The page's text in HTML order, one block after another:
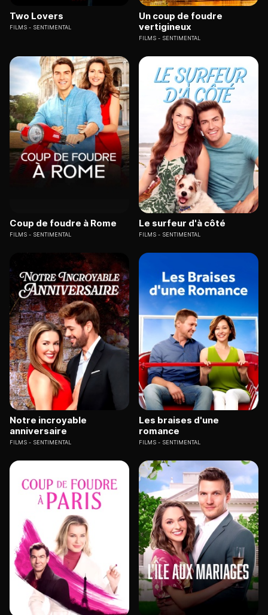
Two Lovers
FILMS SENTIMENTAL
Un coup de foudre
vertigineux
FILMS SENTIMENTAL
Coup de foudre à Rome
FILMS SENTIMENTAL
Le surfeur d'à côté
FILMS SENTIMENTAL
Notre incroyable
anniversaire
FILMS SENTIMENTAL
Les braises d'une
romance
FILMS SENTIMENTAL